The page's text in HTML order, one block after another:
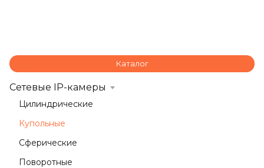
Каталог
Сетевые IP-камеры
Цилиндрические
Купольные
Сферические
Поворотные